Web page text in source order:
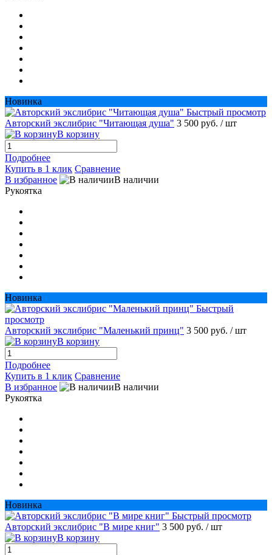
Новинка
Быстрый просмотр
Авторский экслибрис "Читающая душа" 3 500 руб. / шт
В корзину
Подробнее
Купить в 1 клик Сравнение
В избранное
В наличии
Рукоятка
Новинка
Быстрый
просмотр
Авторский экслибрис "Маленький принц" 3 500 руб. / шт
В корзину
Подробнее
Купить в 1 клик Сравнение
В избранное
В наличии
Рукоятка
Новинка
Быстрый просмотр
Авторский экслибрис "В мире книг" 3 500 руб. / шт
В корзину